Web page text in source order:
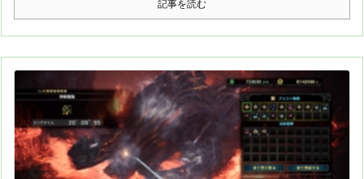
記事を読む